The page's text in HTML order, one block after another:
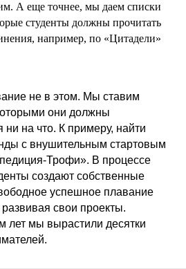
А еще точнее, мы даем списки
студенты должны прочитать
например, по «Цитадели»
не в этом. Мы ставим
они должны
ни на что. К примеру, найти
с внушительным стартовым
Трофи». В процессе
создают собственные
успешное плавание
свои проекты.
лет мы вырастили десятки